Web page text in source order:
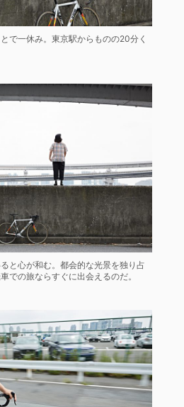
で一休み。東京駅からものの20分く
と心が和む。都会的な光景を独り占
での旅ならすぐに出会えるのだ。